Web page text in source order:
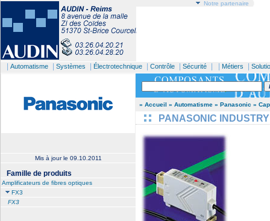
Notre partenaire
Automatisme Systèmes Électrotechnique Contrôle Sécurité Métiers
Mis à jour le 09.10.2011
Famille de produits
Amplificateurs de fibres optiques
FX3
FX3
» Accueil » Automatisme » Panasonic »
PANASONIC